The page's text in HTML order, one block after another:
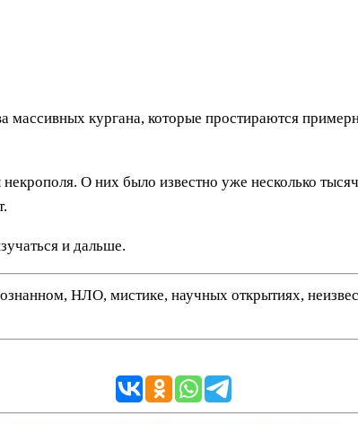
кургана, которые простираются
О них было известно уже несколько
и дальше.
НЛО, мистике, научных открытиях,